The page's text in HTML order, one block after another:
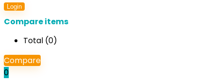
Login
Compare items
Total (0)
Compare
0